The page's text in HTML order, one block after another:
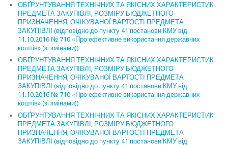
ОБҐРУНТУВАННЯ ТЕХНІЧНИХ ТА ЯКІСНИХ ХАРАКТЕРИСТИК
ПРЕДМЕТА ЗАКУПІВЛІ, РОЗМІРУ БЮДЖЕТНОГО
ПРИЗНАЧЕННЯ, ОЧІКУВАНОЇ ВАРТОСТІ ПРЕДМЕТА
ЗАКУПІВЛІ (відповідно до пункту 41 постанови КМУ від
11.10.2016 № 710 «Про ефективне використання державних
коштів» (зі змінами))
ОБҐРУНТУВАННЯ ТЕХНІЧНИХ ТА ЯКІСНИХ ХАРАКТЕРИСТИК
ПРЕДМЕТА ЗАКУПІВЛІ, РОЗМІРУ БЮДЖЕТНОГО
ПРИЗНАЧЕННЯ, ОЧІКУВАНОЇ ВАРТОСТІ ПРЕДМЕТА
ЗАКУПІВЛІ (відповідно до пункту 41 постанови КМУ від
11.10.2016 № 710 «Про ефективне використання державних
коштів» (зі змінами))
ОБҐРУНТУВАННЯ ТЕХНІЧНИХ ТА ЯКІСНИХ ХАРАКТЕРИСТИК
ПРЕДМЕТА ЗАКУПІВЛІ, РОЗМІРУ БЮДЖЕТНОГО
ПРИЗНАЧЕННЯ, ОЧІКУВАНОЇ ВАРТОСТІ ПРЕДМЕТА
ЗАКУПІВЛІ (відповідно до пункту 41 постанови КМУ від